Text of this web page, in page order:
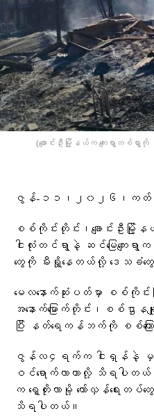
(ချောင်းဦးမြို့နယ်က ကျေးရွာတစ်ရွ
ဇွန်-၁၁၊၂၀၂၆၊ကတ်သရင်
စစ်ကိုင်းတိုင်း၊ချောင်းဦးမ
ငါးလုံးတင်ရွာနဲ့ ဆင်မြေကျေ
တွေကို မီးရှို့နေတယ်လို့ ဒေသခံတွေ
မေလနောက်ဆုံးပတ်မှာ စစ်
အနောက်မြောက်တိုင်း၊စစ်ဌ
ပြီး နတ်ရေကန်ဘက်ကို စစ်ကြ
ဇွန်လ၄ရက်က ငါးရှန်နဲ့ မှန်ခ
ဝင်ရောက်လာတာလို့ သိရပါတ
က ရှေ့တိုးလာမို့ တော်လှန်ရေ
သိရပါတယ်။